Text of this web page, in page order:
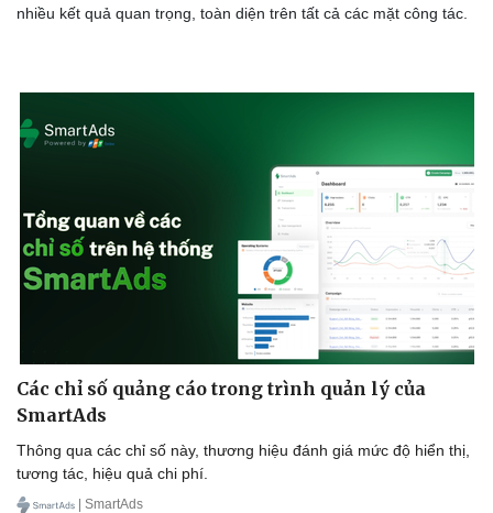
nhiều kết quả quan trọng, toàn diện trên tất cả các mặt công tác.
Các chỉ số quảng cáo trong trình quản lý của
SmartAds
Thông qua các chỉ số này, thương hiệu đánh giá mức độ hiển thị,
tương tác, hiệu quả chi phí.
| SmartAds